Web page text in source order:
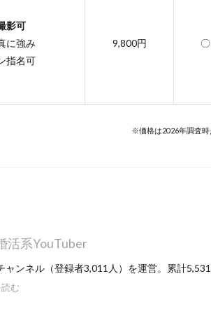
影可
に強み
指名可
9,800円 〇
※価格は2026年調査時
活系YouTuber
ャンネル（登録者3,011人）を運営。累計
む